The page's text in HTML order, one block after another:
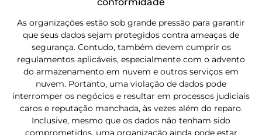
As organizações estão sob grande pressão para garantir
que seus dados sejam protegidos contra ameaças de
segurança. Contudo, também devem cumprir os
regulamentos aplicáveis, especialmente com o advento
do armazenamento em nuvem e outros serviços em
nuvem. Portanto, uma violação de dados pode
interromper os negócios e resultar em processos judiciais
caros e reputação manchada, às vezes além do reparo.
Inclusive, mesmo que os dados não tenham sido
comprometidos, uma organização ainda pode estar